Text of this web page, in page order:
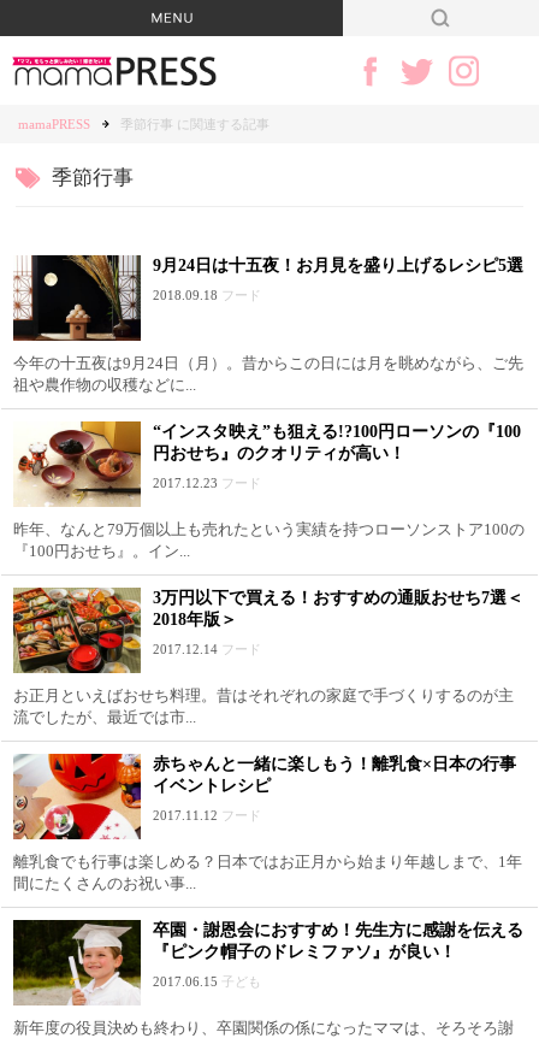
mamaPRESS 季節行事 に関連する記事
季節行事
9月24日は十五夜！お月見を盛り上げるレシピ5選
2018.09.18 フード
今年の十五夜は9月24日（月）。昔からこの日には月を眺めながら、ご先
祖や農作物の収穫などに...
“インスタ映え”も狙える!?100円ローソンの『100
円おせち』のクオリティが高い！
2017.12.23 フード
昨年、なんと79万個以上も売れたという実績を持つローソンストア100の
『100円おせち』。イン...
3万円以下で買える！おすすめの通販おせち7選＜
2018年版＞
2017.12.14 フード
お正月といえばおせち料理。昔はそれぞれの家庭で手づくりするのが主
流でしたが、最近では市...
赤ちゃんと一緒に楽しもう！離乳食×日本の行事
イベントレシピ
2017.11.12 フード
離乳食でも行事は楽しめる？日本ではお正月から始まり年越しまで、1年
間にたくさんのお祝い事...
卒園・謝恩会におすすめ！先生方に感謝を伝える
『ピンク帽子のドレミファソ』が良い！
2017.06.15 子ども
新年度の役員決めも終わり、卒園関係の係になったママは、そろそろ謝